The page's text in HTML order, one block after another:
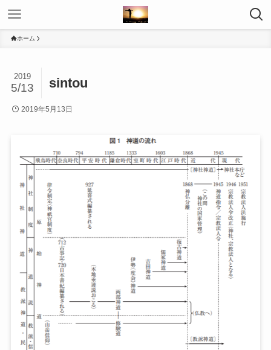
ホーム
sintou
2019
5/13
2019年5月13日